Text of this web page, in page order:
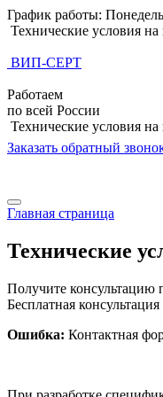
График работы:
Технические условия на
ВИП-СЕРТ
Работаем
по всей России
Технические условия на
Заказать обратный
Главная страница
Технические
Получите консультацию
Бесплатная
Ошибка: Контактная